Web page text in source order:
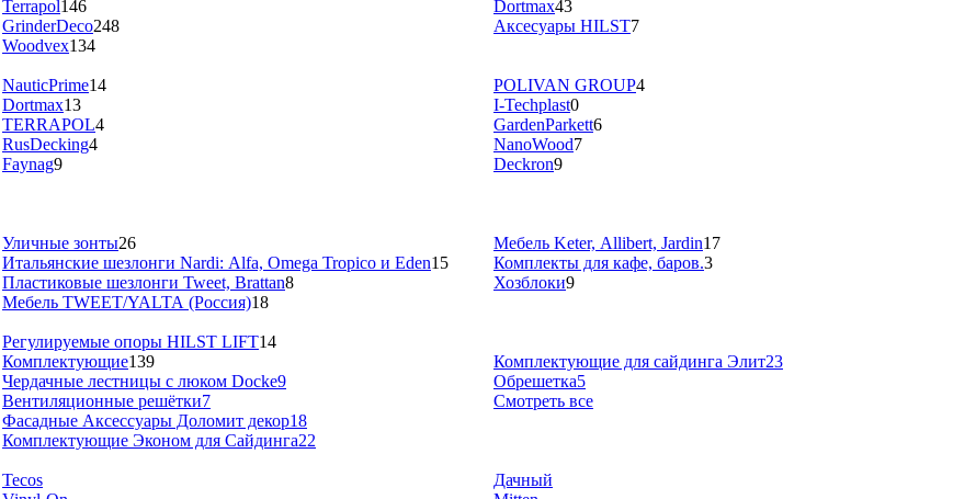
Terrapol146
GrinderDeco248
Woodvex134
Dortmax43
Аксесуары HILST7
NauticPrime14
Dortmax13
TERRAPOL4
RusDecking4
Faynag9
POLIVAN GROUP4
I-Techplast0
GardenParkett6
NanoWood7
Deckron9
Уличные зонты26
Итальянские шезлонги Nardi: Alfa, Omega Tropico и Eden15
Пластиковые шезлонги Tweet, Brattan8
Мебель TWEET/YALTA (Россия)18
Мебель Keter, Allibert, Jardin17
Комплекты для кафе, баров.3
Хозблоки9
Регулируемые опоры HILST LIFT14
Комплектующие139
Чердачные лестницы с люком Docke9
Вентиляционные решётки7
Фасадные Аксессуары Доломит декор18
Комплектующие Эконом для Сайдинга22
Комплектующие для cайдинга Элит23
Обрешетка5
Смотреть все
Tecos
Дачный